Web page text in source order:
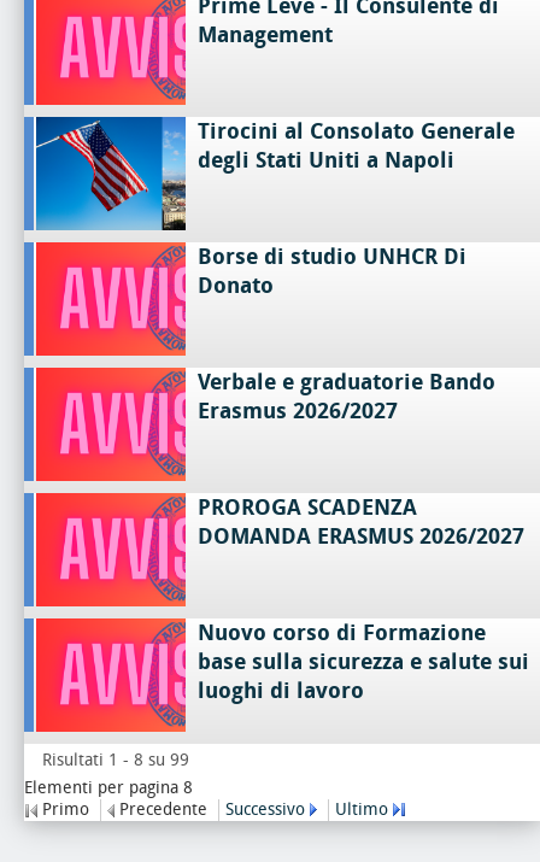
Prime Leve - Il Consulente di
Management
Tirocini al Consolato Generale
degli Stati Uniti a Napoli
Borse di studio UNHCR Di
Donato
Verbale e graduatorie Bando
Erasmus 2026/2027
PROROGA SCADENZA
DOMANDA ERASMUS 2026/2027
Nuovo corso di Formazione
base sulla sicurezza e salute sui
luoghi di lavoro
Risultati 1 - 8 su 99
Elementi per pagina 8
Primo
Precedente Successivo Ultimo